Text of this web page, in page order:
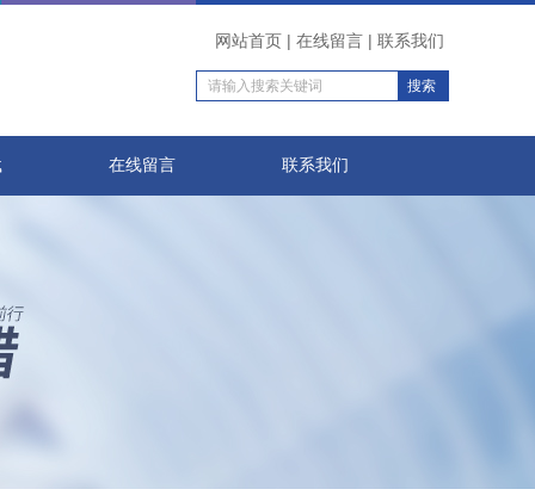
网站首页 | 在线留言 | 联系我们
在线留言 联系我们